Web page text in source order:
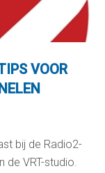
VOOR
bij de Radio2-
de VRT-studio.